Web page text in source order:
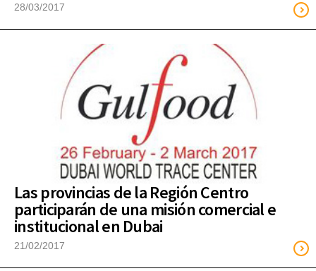
28/03/2017
Las provincias de la Región Centro
participarán de una misión comercial e
institucional en Dubai
21/02/2017